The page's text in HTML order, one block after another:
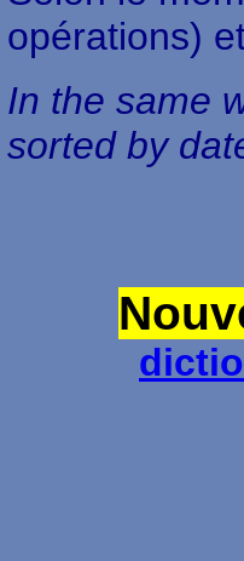
opérations)
In the same
sorted by